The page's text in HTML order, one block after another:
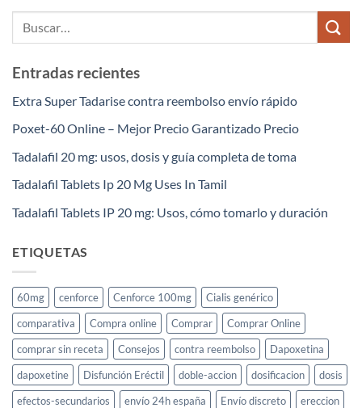
Entradas recientes
Extra Super Tadarise contra reembolso envío rápido
Poxet-60 Online – Mejor Precio Garantizado Precio
Tadalafil 20 mg: usos, dosis y guía completa de toma
Tadalafil Tablets Ip 20 Mg Uses In Tamil
Tadalafil Tablets IP 20 mg: Usos, cómo tomarlo y duración
ETIQUETAS
60mg cenforce Cenforce 100mg
Cialis genérico
comparativa
Compra online Comprar
Comprar Online
comprar sin receta
Consejos contra reembolso
Dapoxetina
dapoxetine
Disfunción Eréctil doble-accion dosificacion
dosis
efectos-secundarios
envío 24h españa Envío discreto
ereccion